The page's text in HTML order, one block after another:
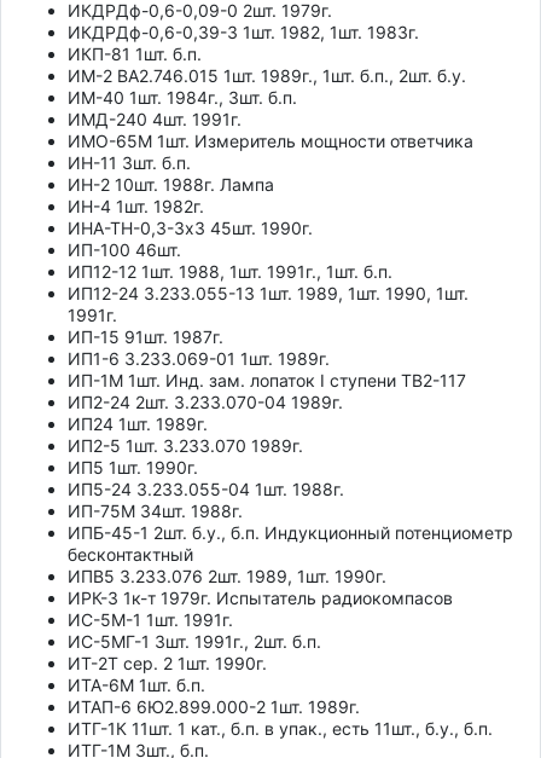
ИКДРДф-0,6-0,09-0 2шт. 1979г.
ИКДРДф-0,6-0,39-3 1шт. 1982, 1шт. 1983г.
ИКП-81 1шт. б.п.
ИМ-2 ВА2.746.015 1шт. 1989г., 1шт. б.п., 2шт. б.у.
ИМ-40 1шт. 1984г., 3шт. б.п.
ИМД-240 4шт. 1991г.
ИМО-65М 1шт. Измеритель мощности ответчика
ИН-11 3шт. б.п.
ИН-2 10шт. 1988г. Лампа
ИН-4 1шт. 1982г.
ИНА-ТН-0,3-3х3 45шт. 1990г.
ИП-100 46шт.
ИП12-12 1шт. 1988, 1шт. 1991г., 1шт. б.п.
ИП12-24 3.233.055-13 1шт. 1989, 1шт. 1990, 1шт.
1991г.
ИП-15 91шт. 1987г.
ИП1-6 3.233.069-01 1шт. 1989г.
ИП-1М 1шт. Инд. зам. лопаток I ступени ТВ2-117
ИП2-24 2шт. 3.233.070-04 1989г.
ИП24 1шт. 1989г.
ИП2-5 1шт. 3.233.070 1989г.
ИП5 1шт. 1990г.
ИП5-24 3.233.055-04 1шт. 1988г.
ИП-75М 34шт. 1988г.
ИПБ-45-1 2шт. б.у., б.п. Индукционный потенциометр
бесконтактный
ИПВ5 3.233.076 2шт. 1989, 1шт. 1990г.
ИРК-3 1к-т 1979г. Испытатель радиокомпасов
ИС-5М-1 1шт. 1991г.
ИС-5МГ-1 3шт. 1991г., 2шт. б.п.
ИТ-2Т сер. 2 1шт. 1990г.
ИТА-6М 1шт. б.п.
ИТАП-6 6Ю2.899.000-2 1шт. 1989г.
ИТГ-1К 11шт. 1 кат., б.п. в упак., есть 11шт., б.у., б.п.
ИТГ-1М 3шт., б.п.